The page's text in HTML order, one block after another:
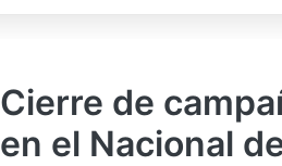
Cierre de
en el Nacional